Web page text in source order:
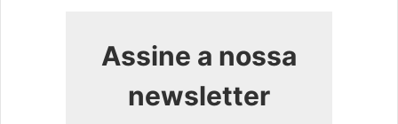
Assine a nossa
newsletter